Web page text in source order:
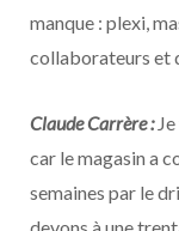
manque : plexi,
collaborateurs et
Claude Carrère :
car le magasin a
semaines par le